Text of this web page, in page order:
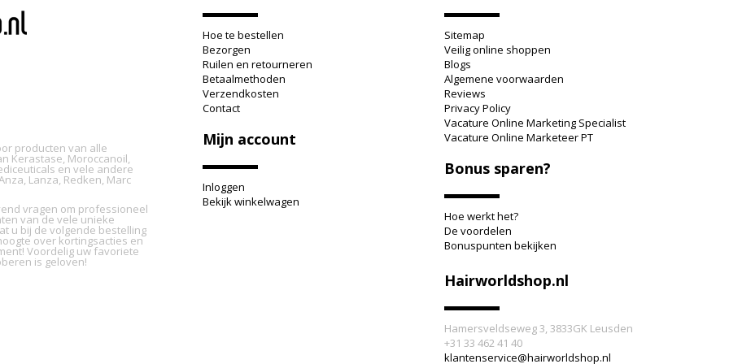
producten van alle
Kerastase, Moroccanoil,
en vele andere
Lanza, Redken, Marc
vragen om professioneel
van de vele unieke
u bij de volgende bestelling
over kortingsacties en
Voordelig uw favoriete
is geloven!
Hoe te bestellen
Bezorgen
Ruilen en retourneren
Betaalmethoden
Verzendkosten
Contact
Mijn account
Inloggen
Bekijk winkelwagen
Sitemap
Veilig online shoppen
Blogs
Algemene voorwaarden
Reviews
Privacy Policy
Vacature Online Marketing Specialist
Vacature Online Marketeer PT
Bonus sparen?
Hoe werkt het?
De voordelen
Bonuspunten bekijken
Hairworldshop.nl
Hamersveldseweg 3, 3833GK Leusden
+31 33 462 41 40
klantenservice@hairworldshop.nl